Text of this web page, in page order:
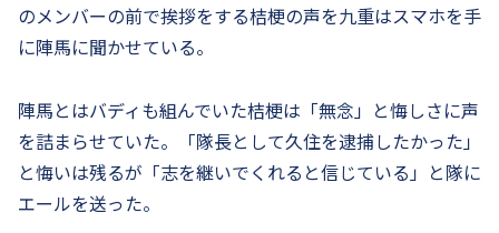
のメンバーの前で挨拶をする桔梗の声を九重はスマホを手
に陣馬に聞かせている。
陣馬とはバディも組んでいた桔梗は「無念」と悔しさに声
を詰まらせていた。「隊長として久住を逮捕したかった」
と悔いは残るが「志を継いでくれると信じている」と隊に
エールを送った。